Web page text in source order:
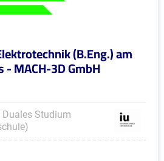
(B.Eng.) am
MACH-3D GmbH
Studium